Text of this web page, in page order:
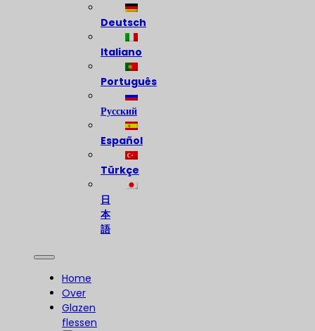
Deutsch
Italiano
Português
Русский
Español
Türkçe
日
本
語
Home
Over
Glazen
flessen